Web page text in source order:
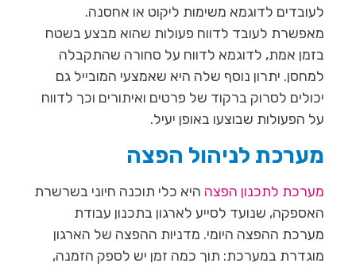
לעובדים לדוגמא משימות ליקוט או אחסנה.
מאפשרת לעובד לדווח פעולות שהוא מבצע בשטח
בזמן אמת, לדוגמא לדווח על סחורה שהתקבלה
למחסן. יתרון נוסף שלה היא שאמצעי המובייל גם
יכולים לסרוק ברקוד של פרטים ואיתורים וכך לדווח
על הפעולות שבוצעו באופן יעיל.
מערכת לניהול הפצה
מערכת לתכנון הפצה היא כלי תוכנה חיוני בשרשרת
האספקה, שנועד לסייע לארגון בתכנון עבודת
מערכת ההפצה היומי. מדניות ההפצה של הארגון
מוגדרת במערכת: תוך כמה זמן יש לספק הזמנה,